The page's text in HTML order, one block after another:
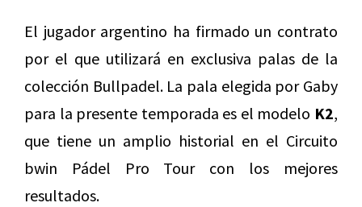
El jugador argentino ha firmado un contrato
por el que utilizará en exclusiva palas de la
colección Bullpadel. La pala elegida por Gaby
para la presente temporada es el modelo K2,
que tiene un amplio historial en el Circuito
bwin Pádel Pro Tour con los mejores
resultados.